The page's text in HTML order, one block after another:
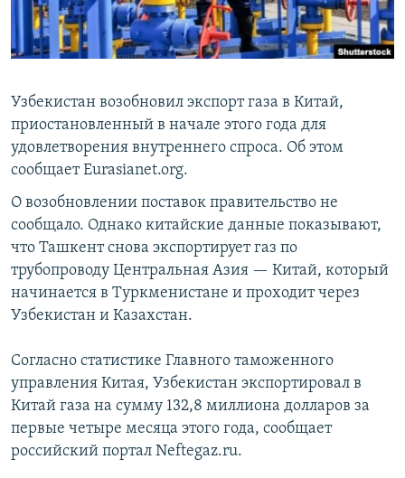
Узбекистан возобновил экспорт газа в Китай,
приостановленный в начале этого года для
удовлетворения внутреннего спроса. Об этом
сообщает Eurasianet.org.
О возобновлении поставок правительство не
сообщало. Однако китайские данные показывают,
что Ташкент снова экспортирует газ по
трубопроводу Центральная Азия — Китай, который
начинается в Туркменистане и проходит через
Узбекистан и Казахстан.
Согласно статистике Главного таможенного
управления Китая, Узбекистан экспортировал в
Китай газа на сумму 132,8 миллиона долларов за
первые четыре месяца этого года, сообщает
российский портал Neftegaz.ru.